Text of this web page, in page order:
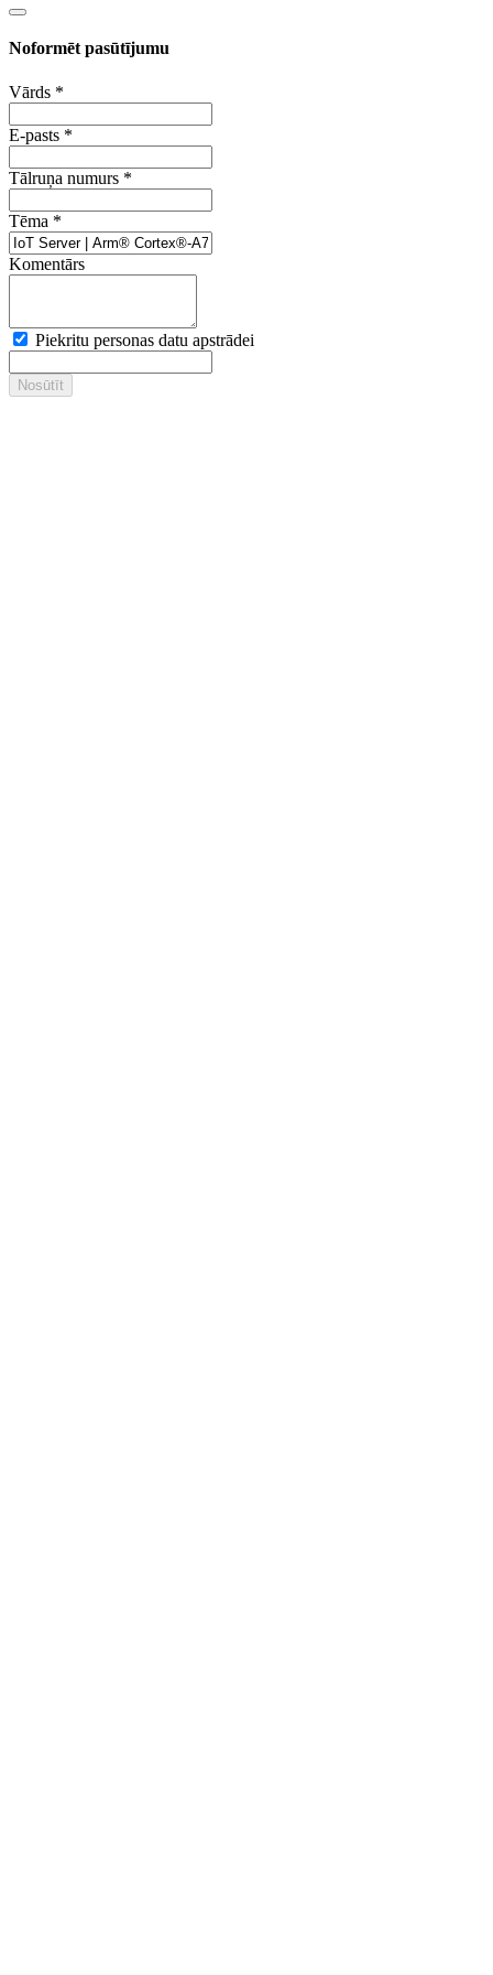
Noformēt pasūtījumu
Vārds *
E-pasts *
Tālruņa numurs *
Tēma *
Komentārs
Piekritu personas datu apstrādei
Nosūtīt